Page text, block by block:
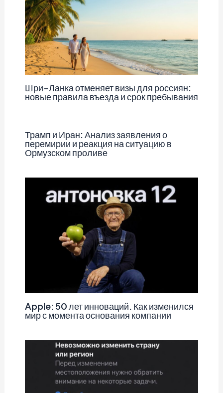
Шри-Ланка отменяет визы для россиян:
новые правила въезда и срок пребывания
Трамп и Иран: Анализ заявления о
перемирии и реакция на ситуацию в
Ормузском проливе
Apple: 50 лет инноваций. Как изменился
мир с момента основания компании